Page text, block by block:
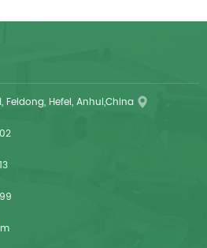
Feidong, Hefei, Anhui,China